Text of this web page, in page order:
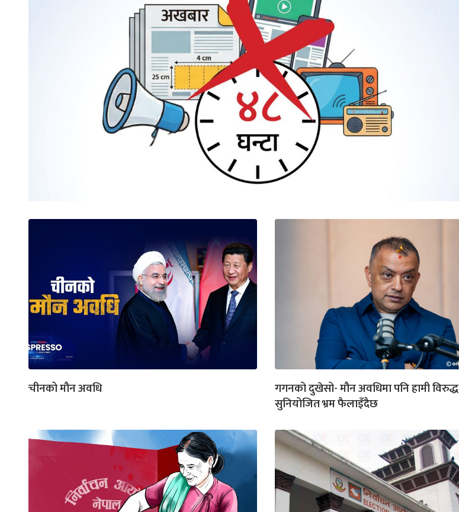
चीनको मौन अवधि
गगनको दुखेसो- मौन अवधिमा पनि हामी विरुद्ध
सुनियोजित भ्रम फैलाइँदैछ